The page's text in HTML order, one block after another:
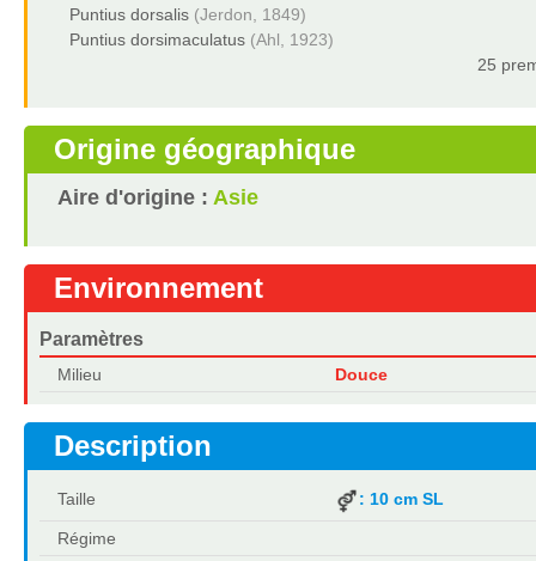
Puntius dorsalis (Jerdon, 1849)
Puntius dorsimaculatus (Ahl, 1923)
25
Origine géographique
Aire d'origine : Asie
Environnement
Paramètres
Milieu Douce
Description
Taille : 10 cm SL
Régime